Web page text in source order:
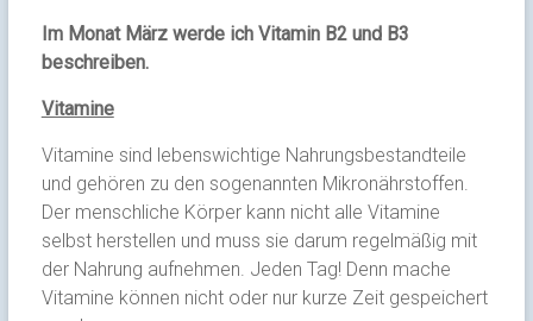
Im Monat März werde ich Vitamin B2 und B3
beschreiben.
Vitamine
Vitamine sind lebenswichtige Nahrungsbestandteile
und gehören zu den sogenannten Mikronährstoffen.
Der menschliche Körper kann nicht alle Vitamine
selbst herstellen und muss sie darum regelmäßig mit
der Nahrung aufnehmen. Jeden Tag! Denn mache
Vitamine können nicht oder nur kurze Zeit gespeichert